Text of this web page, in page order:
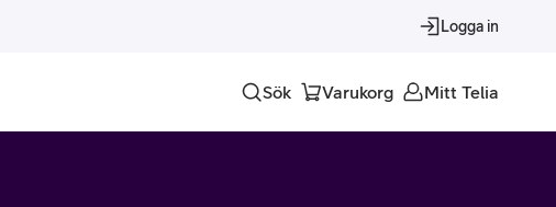
Logga in
Sök Varukorg Mitt Telia